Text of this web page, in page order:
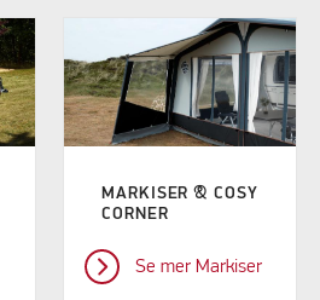
MARKISER & COSY
CORNER
Se mer Markiser